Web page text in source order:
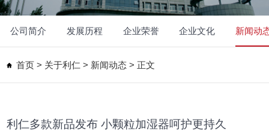
公司简介 发展历程 企业荣誉 企业文化 新闻动
首页> 关于利仁 > 新闻动态> 正文
利仁多款新品发布 小颗粒加湿器呵护更持久